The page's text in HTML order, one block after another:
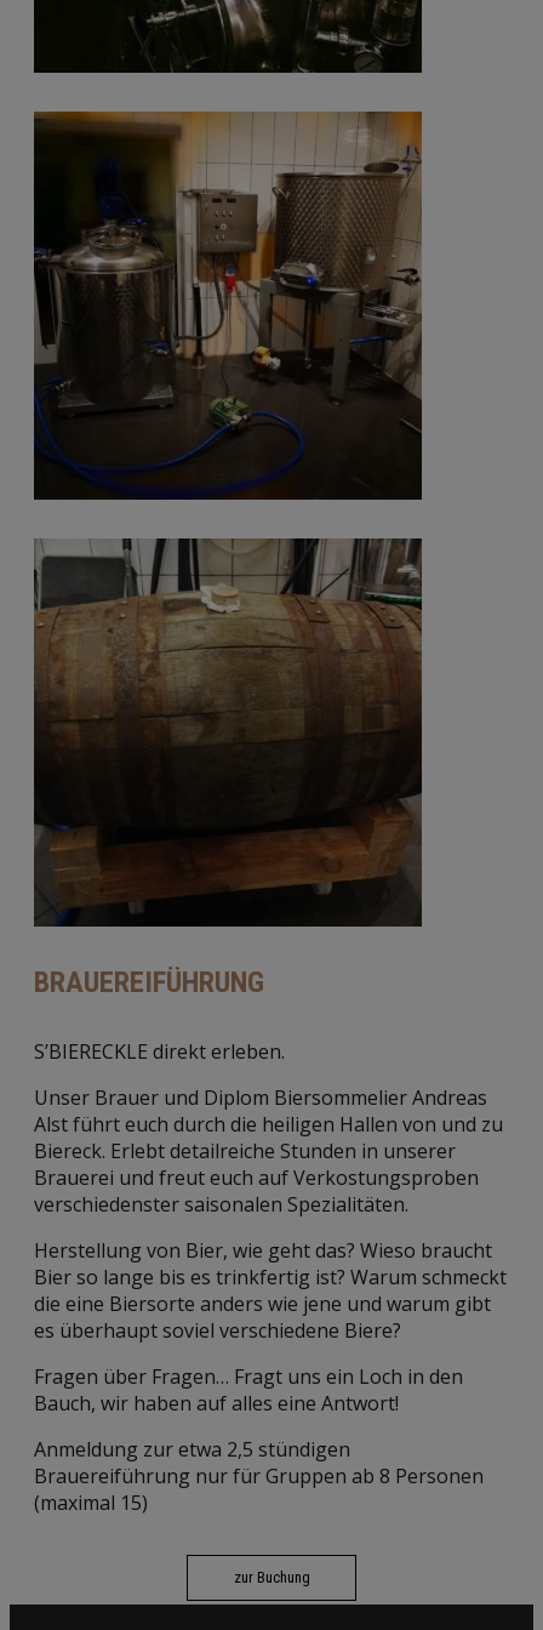
BRAUEREIFÜHRUNG
S’BIERECKLE direkt erleben.
Unser Brauer und Diplom Biersommelier Andreas
Alst führt euch durch die heiligen Hallen von und zu
Biereck. Erlebt detailreiche Stunden in unserer
Brauerei und freut euch auf Verkostungsproben
verschiedenster saisonalen Spezialitäten.
Herstellung von Bier, wie geht das? Wieso braucht
Bier so lange bis es trinkfertig ist? Warum schmeckt
die eine Biersorte anders wie jene und warum gibt
es überhaupt soviel verschiedene Biere?
Fragen über Fragen… Fragt uns ein Loch in den
Bauch, wir haben auf alles eine Antwort!
Anmeldung zur etwa 2,5 stündigen
Brauereiführung nur für Gruppen ab 8 Personen
(maximal 15)
zur Buchung